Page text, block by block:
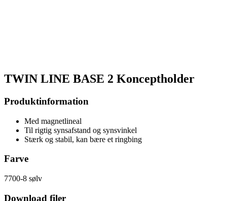
TWIN LINE BASE 2 Konceptholder
Produktinformation
Med magnetlineal
Til rigtig synsafstand og synsvinkel
Stærk og stabil, kan bære et ringbing
Farve
7700-8 sølv
Download filer